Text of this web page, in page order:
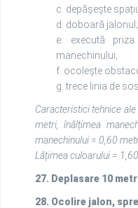
c. depășește
d. doboară jalonul;
e. execută
manechinului;
f. ocolește
g. trece linia de
Caracteristici tehnice
metri, înălțimea
manechinului = 0,60
Lățimea culoarului =
27. Deplasare 10
28. Ocolire jalon,